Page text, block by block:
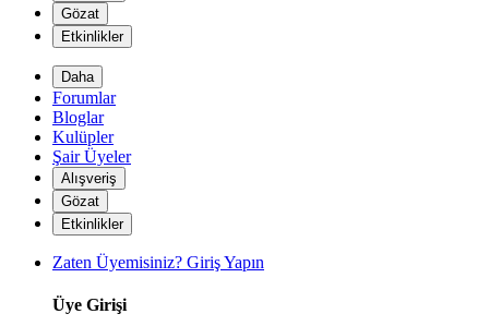
Gözat
Etkinlikler
Daha
Forumlar
Bloglar
Kulüpler
Şair Üyeler
Alışveriş
Gözat
Etkinlikler
Zaten Üyemisiniz? Giriş Yapın
Üye Girişi